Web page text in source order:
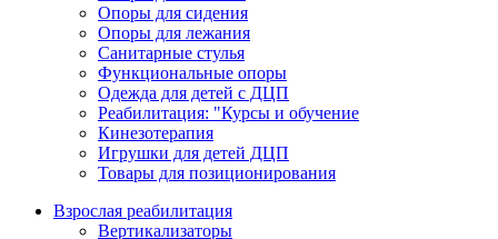
Опоры для сидения
Опоры для лежания
Санитарные стулья
Функциональные опоры
Одежда для детей с ДЦП
Реабилитация: "Курсы и обучение
Кинезотерапия
Игрушки для детей ДЦП
Товары для позиционирования
Взрослая реабилитация
Вертикализаторы